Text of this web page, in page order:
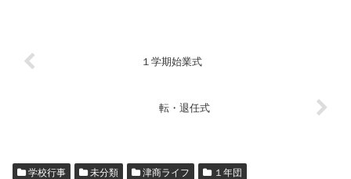
１学期始業式
転・退任式
学校行事 未分類 津商ライフ １年団